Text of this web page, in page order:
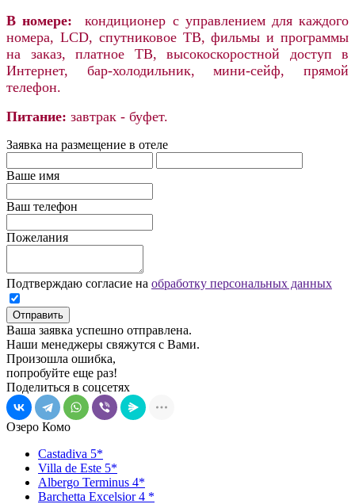
В номере: кондиционер с управлением для каждого
номера, LCD, спутниковое ТВ,фильмы и программы
на заказ, платное ТВ, высокоскоростной доступ в
Интернет, бар-холодильник, мини-сейф,прямой
телефон.
Питание: завтрак - буфет.
Заявка на размещение в отеле
Ваше имя
Ваш телефон
Пожелания
Подтверждаю согласие на обработку персональных данных
Отправить
Ваша заявка успешно отправлена.
Наши менеджеры свяжутся с Вами.
Произошла ошибка,
попробуйте еще раз!
Поделиться в соцсетях
Озеро Комо
Сastadiva 5*
Villa de Este 5*
Albergo Terminus 4*
Barchetta Excelsior 4 *